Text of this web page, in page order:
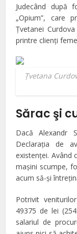
Judecând după
„Opium”, care
Ţvetanei
printre clienţi
Ţvetana
Sărac şi
Dacă Alexandr
Declaraţia de
existenţei. Având
maşini scumpe,
acum să-şi
Potrivit
49375 de lei
salariul de